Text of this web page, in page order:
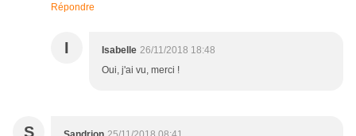
Répondre
I Isabelle 26/11/2018 18:48
Oui, j'ai vu, merci !
S